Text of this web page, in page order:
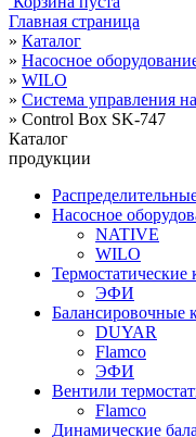
Главная страница
» Каталог
» Насосное
» WILO
» Система управления
» Control Box SK-747
Каталог
продукции
Насосное
NATIVE
WILO
Термостатические
ЭФИ
Балансировочные
DUYAR
Flamco
ЭФИ
Вентили
Flamco
Динамические